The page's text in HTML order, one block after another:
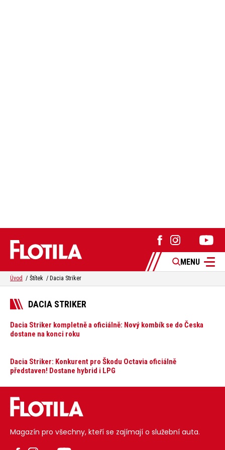
MENU
Úvod Štítek Dacia Striker
DACIA STRIKER
Dacia Striker kompletně a oficiálně: Nový kombík se do Česka
dostane na konci roku
Dacia Striker: Konkurent pro Škodu Octavia oficiálně
představen! Dostane hybrid i LPG
Magazín pro všechny, kteří se zajímají o služební auta.